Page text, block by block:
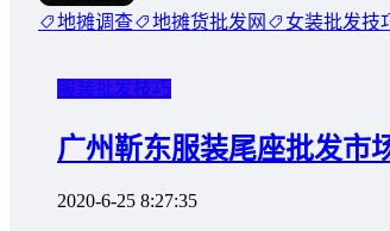
地摊调查 地摊货批发网 女装批发技
服装批发技巧
广州靳东服装尾座批发市
2020-6-25 8:27:35